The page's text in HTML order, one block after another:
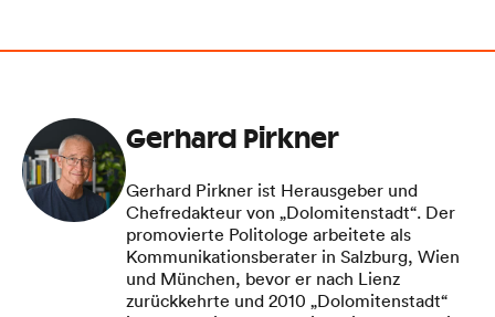
Gerhard Pirkner
Gerhard Pirkner ist Herausgeber und
Chefredakteur von „Dolomitenstadt“. Der
promovierte Politologe arbeitete als
Kommunikationsberater in Salzburg, Wien
und München, bevor er nach Lienz
zurückkehrte und 2010 „Dolomitenstadt“